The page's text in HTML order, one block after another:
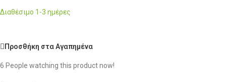
Διαθέσιμο 1-3 ημέρες
Προσθήκη στα Αγαπημένα
6 People watching this product now!